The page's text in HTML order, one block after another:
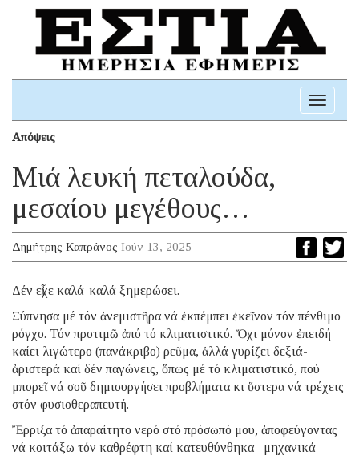
Toggle
Απόψεις
Μιά λευκή πεταλούδα,
μεσαίου μεγέθους…
Δημήτρης Καπράνος Ιούν 13, 2025
Δέν εἶχε καλά-καλά ξημερώσει.
Ξύπνησα μέ τόν ἀνεμιστῆρα νά ἐκπέμπει ἐκεῖνον τόν πένθιμο
ρόγχο. Τόν προτιμῶ ἀπό τό κλιματιστικό. Ὄχι μόνον ἐπειδή
καίει λιγώτερο (πανάκριβο) ρεῦμα, ἀλλά γυρίζει δεξιά-
ἀριστερά καί δέν παγώνεις, ὅπως μέ τό κλιματιστικό, πού
μπορεῖ νά σοῦ δημιουργήσει προβλήματα κι ὕστερα νά τρέχεις
στόν φυσιοθεραπευτή.
Ἔρριξα τό ἀπαραίτητο νερό στό πρόσωπό μου, ἀποφεύγοντας
νά κοιτάξω τόν καθρέφτη καί κατευθύνθηκα –μηχανικά